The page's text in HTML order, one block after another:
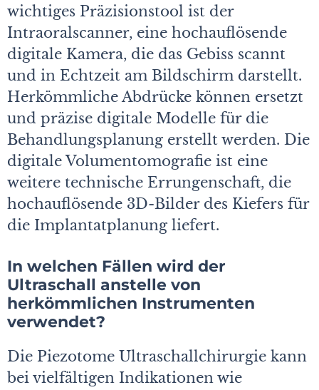
wichtiges Präzisionstool ist der
Intraoralscanner, eine hochauflösende
digitale Kamera, die das Gebiss scannt
und in Echtzeit am Bildschirm darstellt.
Herkömmliche Abdrücke können ersetzt
und präzise digitale Modelle für die
Behandlungsplanung erstellt werden. Die
digitale Volumentomografie ist eine
weitere technische Errungenschaft, die
hochauflösende 3D-Bilder des Kiefers für
die Implantatplanung liefert.
In welchen Fällen wird der
Ultraschall anstelle von
herkömmlichen Instrumenten
verwendet?
Die Piezotome Ultraschallchirurgie kann
bei vielfältigen Indikationen wie